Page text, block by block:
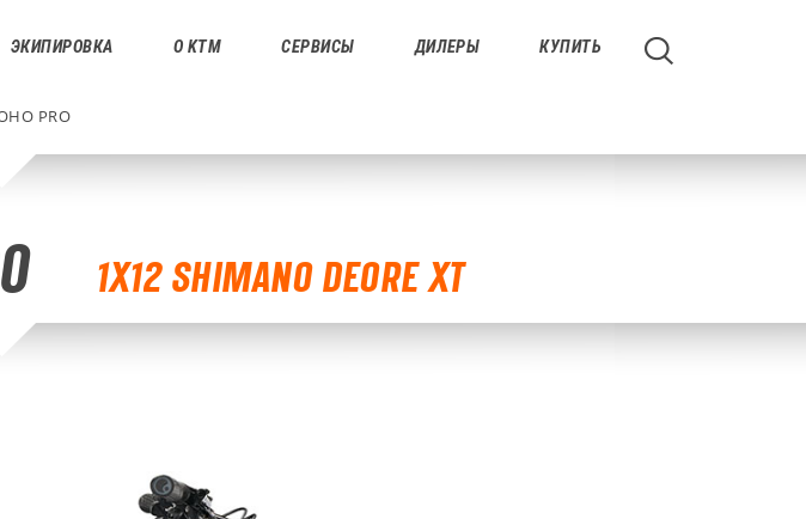
ЭКИПИРОВКА О KTM СЕРВИСЫ ДИЛЕРЫ КУПИТЬ
PRO
1X12 SHIMANO DEORE XT